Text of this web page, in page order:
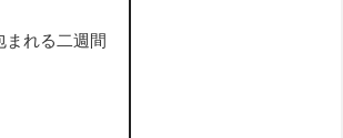
まれる二週間